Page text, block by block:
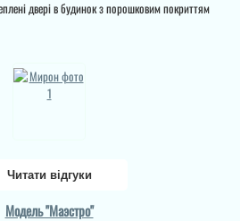
двері в будинок з порошковим покриттям
Читати відгуки
Модель "Маэстро"